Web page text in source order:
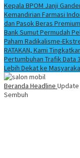
Kepala BPOM Janji
Kemandirian Farmasi
dan Pasok Beras
Bank Sumut Permudah
Paham Radikalisme-
RATAKAN, Kami
Pertumbuhan Trafik Data
Lebih Dekat ke
Beranda Headline Update
Sembuh